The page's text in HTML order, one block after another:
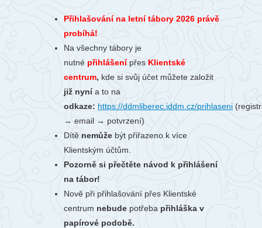
Přihlašování na letní tábory 2026 právě
probíhá!
Na všechny tábory je
nutné přihlášení přes Klientské
centrum, kde si svůj účet můžete založit
již nynía to na
odkaze: https://ddmliberec.iddm.cz/prihlaseni
→ email → potvrzení)
Dítěnemůže být přiřazeno k více
Klientským účtům.
Pozorně si přečtěte návod k přihlášení
na tábor!
Nově při přihlašování přes Klientské
centrum nebude potřeba přihláška v
papírové podobě.